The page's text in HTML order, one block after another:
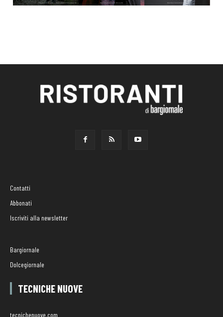
Contatti
Abbonati
Iscriviti alla newsletter
Bargiornale
Dolcegiornale
TECNICHE NUOVE
tecnichenuove.com